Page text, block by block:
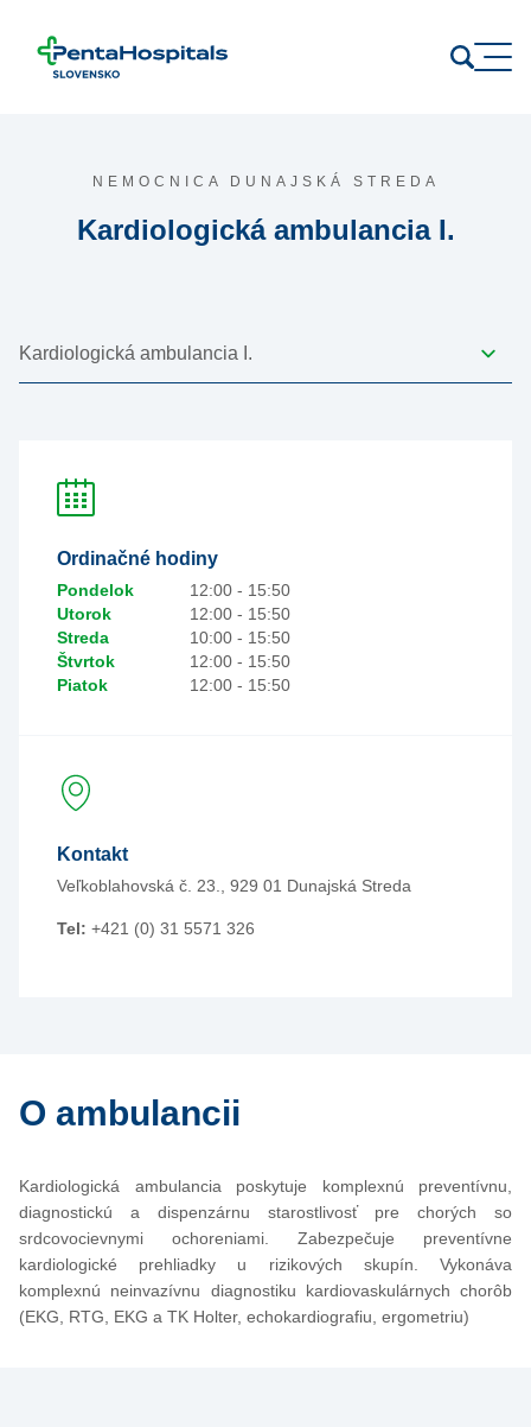
NEMOCNICA DUNAJSKÁ STREDA
Kardiologická ambulancia I.
Ordinačné hodiny
Pondelok
12:00 - 15:50
Utorok
12:00 - 15:50
Streda
10:00 - 15:50
Štvrtok
12:00 - 15:50
Piatok
12:00 - 15:50
Kontakt
Veľkoblahovská č. 23., 929 01 Dunajská Streda
Tel: +421 (0) 31 5571 326
O ambulancii
Kardiologická ambulancia poskytuje komplexnú preventívnu,
diagnostickú a dispenzárnu starostlivosť pre chorých so
srdcovocievnymi ochoreniami. Zabezpečuje preventívne
kardiologické prehliadky u rizikových skupín. Vykonáva
komplexnú neinvazívnu diagnostiku kardiovaskulárnych chorôb
(EKG, RTG, EKG a TK Holter, echokardiografiu, ergometriu)